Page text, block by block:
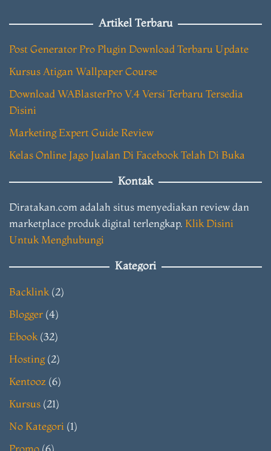
Artikel Terbaru
Post Generator Pro Plugin Download Terbaru Update
Kursus Atigan Wallpaper Course
Download WABlasterPro V.4 Versi Terbaru Tersedia
Disini
Marketing Expert Guide Review
Kelas Online Jago Jualan Di Facebook Telah Di Buka
Kontak
Diratakan.com adalah situs menyediakan review dan
marketplace produk digital terlengkap. Klik Disini
Untuk Menghubungi
Kategori
Backlink (2)
Blogger (4)
Ebook (32)
Hosting(2)
Kentooz (6)
Kursus (21)
No Kategori (1)
Promo (6)